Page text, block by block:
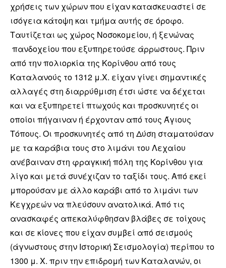
χρήσεις των χώρων που είχαν κατασκευαστεί σε
ισόγεια κάτοψη και τμήμα αυτής σε όροφο.
Ταυτίζεται ως χώρος Νοσοκομείου, ή ξενώνας
πανδοχείου που εξυπηρετούσε άρρωστους. Πριν
από την πολιορκία της Κορίνθου από τους
Καταλανούς το 1312 μ.Χ. είχαν γίνει σημαντικές
αλλαγές στη διαρρύθμιση έτσι ώστε να δέχεται
και να εξυπηρετεί πτωχούς και προσκυνητές οι
οποίοι πήγαιναν ή έρχονταν από τους Άγιους
Τόπους. Οι προσκυνητές από τη Δύση σταματούσαν
με τα καράβια τους στο λιμάνι του Λεχαίου
ανέβαιναν στη φραγκική πόλη της Κορίνθου για
λίγο και μετά συνέχιζαν το ταξίδι τους. Από εκεί
μπορούσαν με άλλο καράβι από το λιμάνι των
Κεγχρεών να πλεύσουν ανατολικά. Από τις
ανασκαφές απεκαλύφθησαν βλάβες σε τοίχους
και σε κίονες που είχαν συμβεί από σεισμούς
(άγνωστους στην Ιστορική Σεισμολογία) περίπου το
1300 μ. Χ. πριν την επιδρομή των Καταλανών, οι